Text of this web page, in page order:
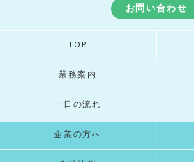
お問い合わせ
TOP
業務案内
一日の流れ
企業の方へ